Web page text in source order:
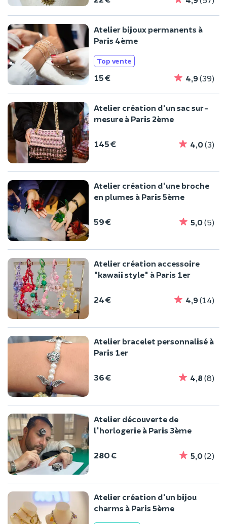
Atelier bijoux permanents à
Paris 4ème
Top vente
15 € 4,9(39)
Atelier création d'un sac sur-
mesure à Paris 2ème
145 € 4,0(3)
Atelier création d'une broche
en plumes à Paris 5ème
59 € 5,0(5)
Atelier création accessoire
"kawaii style" à Paris 1er
24 € 4,9(14)
Atelier bracelet personnalisé à
Paris 1er
36 € 4,8 (8)
Atelier découverte de
l'horlogerie à Paris 3ème
280 € 5,0(2)
Atelier création d'un bijou
charms à Paris 5ème